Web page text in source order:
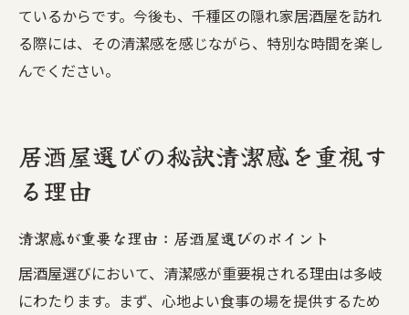
ているからです。今後も、千種区の隠れ家居酒屋を訪れ
る際には、その清潔感を感じながら、特別な時間を楽し
んでください。
居酒屋選びの秘訣清潔感を重視す
る理由
清潔感が重要な理由：居酒屋選びのポイント
居酒屋選びにおいて、清潔感が重要視される理由は多岐
にわたります。まず、心地よい食事の場を提供するため